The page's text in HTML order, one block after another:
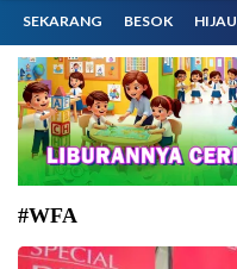
SEKARANG BESOK HIJAU
#WFA
Menteri Pariwisata Widiyanti